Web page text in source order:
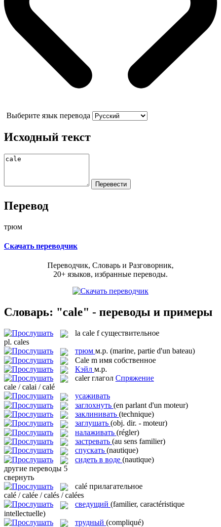
Выберите язык перевода
Исходный текст
Перевод
трюм
Скачать переводчик
Переводчик, Словарь и Разговорник,
20+ языков, избранные переводы.
Словарь: "cale" - переводы и примеры
la cale f существительное
pl. cales
трюм м.р. (marine, partie d'un bateau)
Cale m имя собственное
Кэйл м.р.
caler глагол Спряжение
cale / calai / calé
усаживать
заглохнуть (en parlant d'un moteur)
заклинивать (technique)
заглушать (obj. dir. - moteur)
налаживать (régler)
застревать (au sens familier)
спускать (nautique)
сидеть в воде (nautique)
другие переводы 5
свернуть
calé прилагательное
calé / calée / calés / calées
сведущий (familier, caractéristique
intellectuelle)
трудный (compliqué)